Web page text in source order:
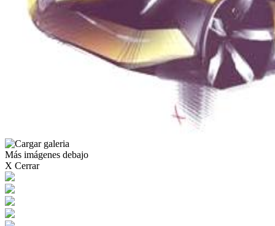
Más imágenes debajo
X Cerrar